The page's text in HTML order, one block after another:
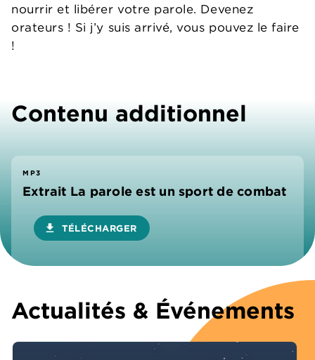
nourrir et libérer votre parole. Devenez
orateurs ! Si j’y suis arrivé, vous pouvez le faire
!
Contenu additionnel
MP3
Extrait La parole est un sport de combat
download TÉLÉCHARGER
Actualités & Événements